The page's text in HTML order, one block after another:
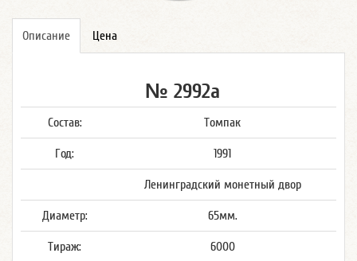
Описание Цена
№ 2992а
Состав: Томпак
Год: 1991
Ленинградский монетный двор
Диаметр: 65мм.
Тираж: 6000